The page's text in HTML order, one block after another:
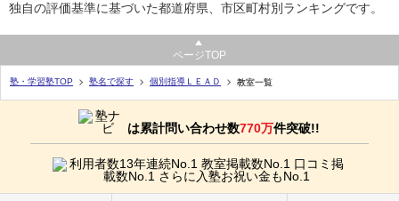
独自の評価基準に基づいた都道府県、市区町村別ランキングです。
ページTOP
塾・学習塾TOP 塾名で探す 個別指導ＬＥＡＤ 教室一覧
は累計問い合わせ数770万件突破!!